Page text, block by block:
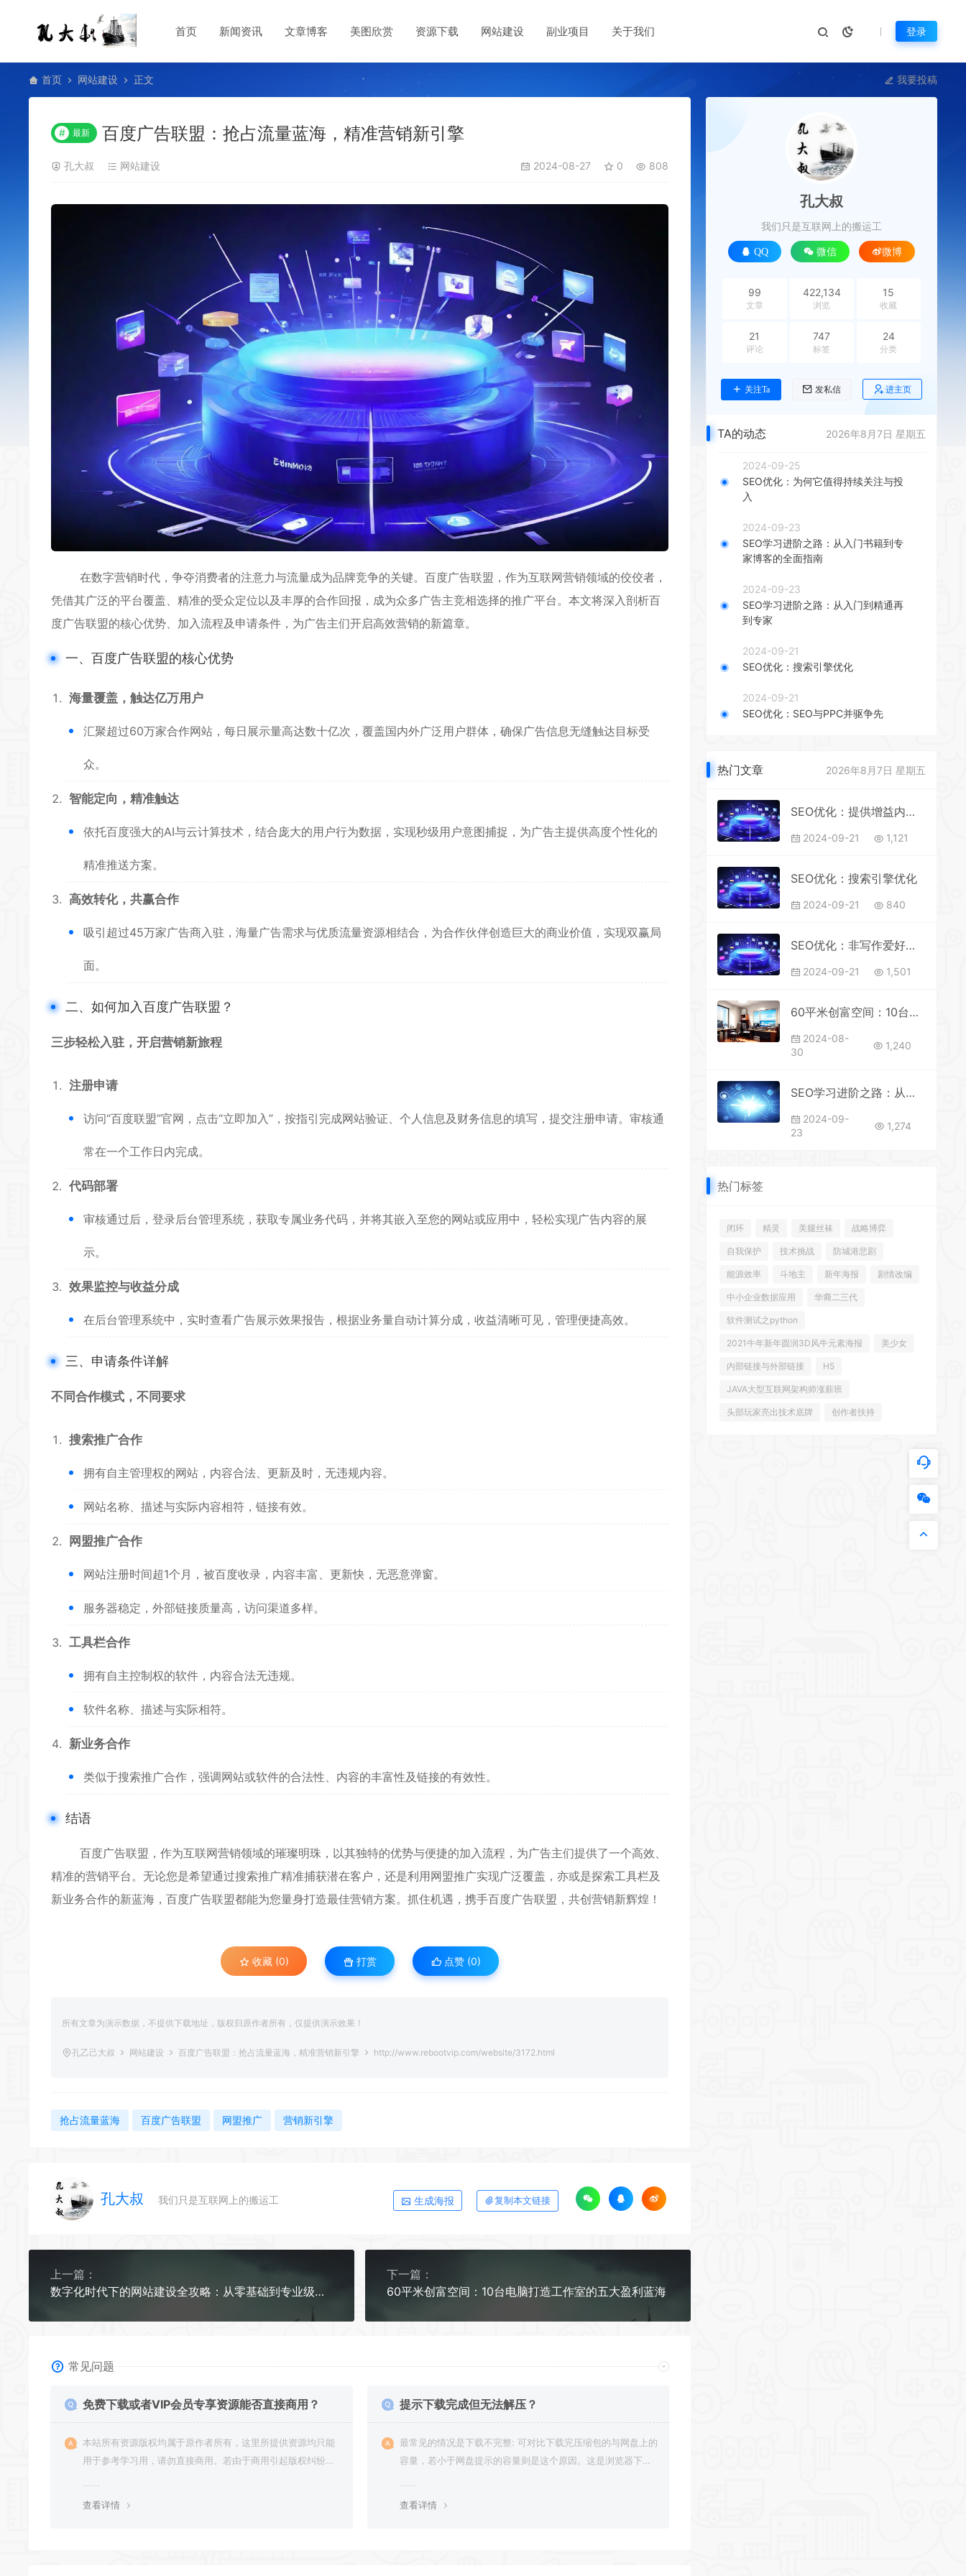
首页 新闻资讯 文章博客 美图欣赏 资源下载 网站建设 副业项目 关于我们 登录
首页 网站建设 正文 我要投稿
# 最新 百度广告联盟：抢占流量蓝海，精准营销新引擎
孔大叔 网站建设 2024-08-27 0 808
在数字营销时代，争夺消费者的注意力与流量成为品牌竞争的关键。 百度广告联盟 ，作为互联网营销领域的佼佼者，
凭借其广泛的平台覆盖、精准的受众定位以及丰厚的合作回报，成为众多广告主竞相选择的推广平台。本文将深入剖析百
度广告联盟的核心优势、加入流程及申请条件，为广告主们开启高效营销的新篇章。
一、百度广告联盟的核心优势
海量覆盖，触达亿万用户
汇聚超过60万家合作网站，每日展示量高达数十亿次，覆盖国内外广泛用户群体，确保广告信息无缝触达目标受
众。
智能定向，精准触达
依托百度强大的AI与云计算技术，结合庞大的用户行为数据，实现秒级用户意图捕捉，为广告主提供高度个性化的
精准推送方案。
高效转化，共赢合作
吸引超过45万家广告商入驻，海量广告需求与优质流量资源相结合，为合作伙伴创造巨大的商业价值，实现双赢局
面。
二、如何加入百度广告联盟？
三步轻松入驻，开启营销新旅程
注册申请
访问“百度联盟”官网，点击“立即加入”，按指引完成网站验证、个人信息及财务信息的填写，提交注册申请。审核通
常在一个工作日内完成。
代码部署
审核通过后，登录后台管理系统，获取专属业务代码，并将其嵌入至您的网站或应用中，轻松实现广告内容的展
示。
效果监控与收益分成
在后台管理系统中，实时查看广告展示效果报告，根据业务量自动计算分成，收益清晰可见，管理便捷高效。
三、申请条件详解
不同合作模式，不同要求
搜索推广合作
拥有自主管理权的网站，内容合法、更新及时，无违规内容。
网站名称、描述与实际内容相符，链接有效。
网盟推广合作
网站注册时间超1个月，被百度收录，内容丰富、更新快，无恶意弹窗。
服务器稳定，外部链接质量高，访问渠道多样。
工具栏合作
拥有自主控制权的软件，内容合法无违规。
软件名称、描述与实际相符。
新业务合作
类似于搜索推广合作，强调网站或软件的合法性、内容的丰富性及链接的有效性。
结语
百度广告联盟，作为互联网营销领域的璀璨明珠，以其独特的优势与便捷的加入流程，为广告主们提供了一个高效、
精准的营销平台。无论您是希望通过搜索推广精准捕获潜在客户，还是利用网盟推广实现广泛覆盖，亦或是探索工具栏及
新业务合作的新蓝海，百度广告联盟都能为您量身打造最佳营销方案。抓住机遇，携手百度广告联盟，共创营销新辉煌！
收藏 (0) 打赏 点赞 (0)
所有文章为演示数据，不提供下载地址，版权归原作者所有，仅提供演示效果！
孔乙己大叔 网站建设 百度广告联盟：抢占流量蓝海，精准营销新引擎 http://www.rebootvip.com/website/3172.html
抢占流量蓝海 百度广告联盟 网盟推广 营销新引擎
孔大叔 我们只是互联网上的搬运工 生成海报 复制本文链接
上一篇：
数字化时代下的网站建设全攻略：从零基础到专业级蜕变
下一篇：
60平米创富空间：10台电脑打造工作室的五大盈利蓝海
常见问题
免费下载或者VIP会员专享资源能否直接商用？
本站所有资源版权均属于原作者所有，这里所提供资源均只能
用于参考学习用，请勿直接商用。若由于商用引起版权纠纷，
查看详情
提示下载完成但无法解压？
最常见的情况是下载不完整: 可对比下载完压缩包的与网盘上的
容量，若小于网盘提示的容量则是这个原因。这是浏览器下载
查看详情
孔大叔
我们只是互联网上的搬运工
QQ 微信 微博
99
文章
422,134
浏览
15
收藏
21
评论
747
标签
24
分类
关注Ta 发私信 进主页
TA的动态 2026年8月7日 星期五
2024-09-25
SEO优化：为何它值得持续关注与投
入
2024-09-23
SEO学习进阶之路：从入门书籍到专
家博客的全面指南
2024-09-23
SEO学习进阶之路：从入门到精通再
到专家
2024-09-21
SEO优化：搜索引擎优化
2024-09-21
SEO优化：SEO与PPC并驱争先
热门文章 2026年8月7日 星期五
SEO优化：提供增益内容，提升网站流量与排名
2024-09-21 1,121
SEO优化：搜索引擎优化
2024-09-21 840
SEO优化：非写作爱好者的网站内容获取策略与技巧
2024-09-21 1,501
60平米创富空间：10台电脑打造工作室的五大盈利蓝海
2024-08-
30
1,240
SEO学习进阶之路：从入门到精通再到专家
2024-09-
23
1,274
热门标签
闭环 精灵 美腿丝袜 战略博弈
自我保护 技术挑战 防城港悲剧
能源效率 斗地主 新年海报 剧情改编
中小企业数据应用 华裔二三代
软件测试之python
2021牛年新年圆润3D风牛元素海报 美少女
内部链接与外部链接 H5
JAVA大型互联网架构师涨薪班
头部玩家亮出技术底牌 创作者扶持